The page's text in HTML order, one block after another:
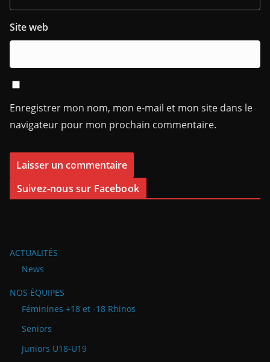
Site web
Enregistrer mon nom, mon e-mail et mon site dans le
navigateur pour mon prochain commentaire.
Suivez-nous sur Facebook
ACTUALITÉS
News
NOS ÉQUIPES
Féminines +18 et -18 Rhinos
Seniors
Juniors U18-U19